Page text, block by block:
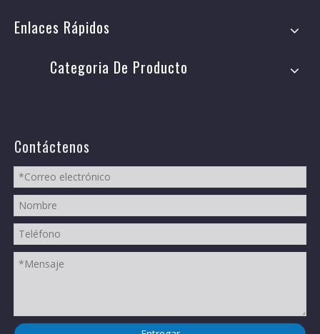
Enlaces Rápidos
Categoria De Producto
Contáctenos